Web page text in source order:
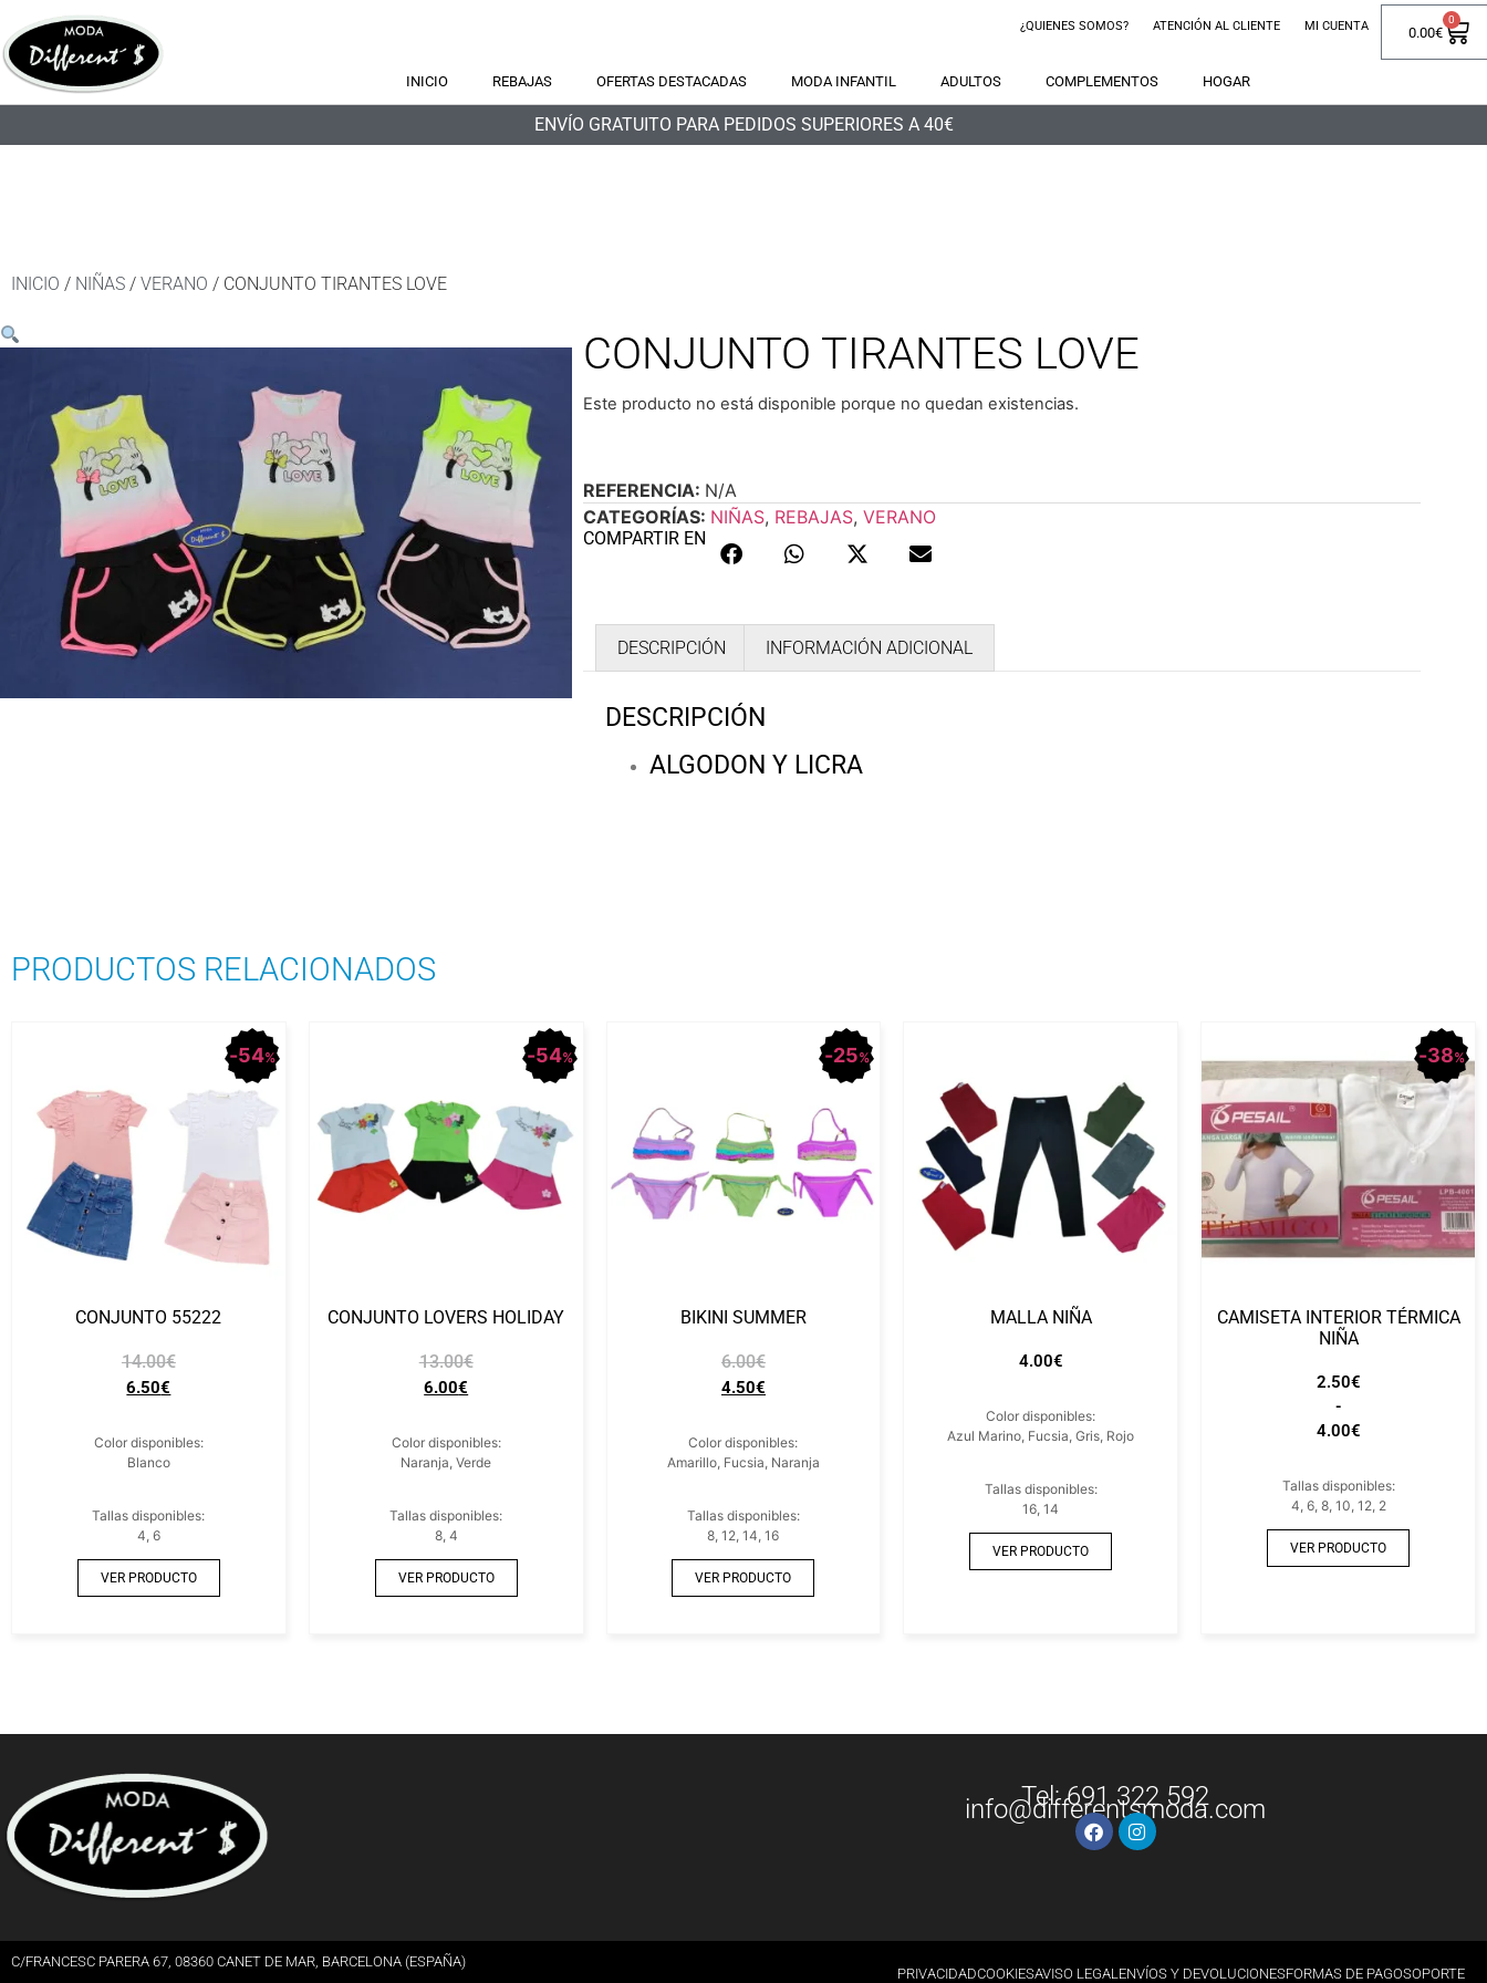
¿QUIENES SOMOS? ATENCIÓN AL CLIENTE MI CUENTA 0.00€
0
INICIO REBAJAS OFERTAS DESTACADAS MODA INFANTIL ADULTOS COMPLEMENTOS HOGAR
ENVÍO GRATUITO PARA PEDIDOS SUPERIORES A 40€
INICIO / NIÑAS / VERANO / CONJUNTO TIRANTES LOVE
CONJUNTO TIRANTES LOVE
Este producto no está disponible porque no quedan existencias.
REFERENCIA: N/A
CATEGORÍAS: NIÑAS, REBAJAS,VERANO
COMPARTIR EN
DESCRIPCIÓN INFORMACIÓN ADICIONAL
DESCRIPCIÓN
ALGODON Y LICRA
PRODUCTOS RELACIONADOS
54%
CONJUNTO 55222
14.00€
6.50€
Color disponibles:
Blanco
Tallas disponibles:
4, 6
VER PRODUCTO
54%
CONJUNTO LOVERS HOLIDAY
13.00€
6.00€
Color disponibles:
Naranja, Verde
Tallas disponibles:
8, 4
VER PRODUCTO
25%
BIKINI SUMMER
6.00€
4.50€
Color disponibles:
Amarillo, Fucsia, Naranja
Tallas disponibles:
8, 12, 14, 16
VER PRODUCTO
MALLA NIÑA
4.00€
Color disponibles:
Azul Marino, Fucsia, Gris, Rojo
Tallas disponibles:
16, 14
VER PRODUCTO
38%
CAMISETA INTERIOR TÉRMICA
NIÑA
2.50€
-
4.00€
Tallas disponibles:
4, 6, 8, 10, 12, 2
VER PRODUCTO
Tel: 691 322 592
info@differentsmoda.com
C/FRANCESC PARERA 67, 08360 CANET DE MAR, BARCELONA (ESPAÑA)
PRIVACIDADCOOKIESAVISO LEGAL ENVÍOS Y DEVOLUCIONESFORMAS DE PAGOSOPORTE